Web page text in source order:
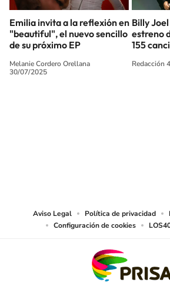
Emilia invita a la reflexión en
"beautiful", el nuevo sencillo
de su próximo EP
Melanie Cordero Orellana
30/07/2025
Billy
estreno
155
Redacción
Aviso Legal Política de privacidad
Configuración de cookies